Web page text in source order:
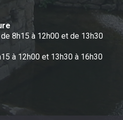
8h15 à 12h00 et de 13h30
à 12h00 et 13h30 à 16h30